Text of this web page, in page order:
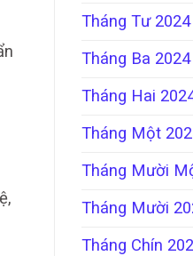
Tháng Tư 2024
Tháng Ba 2024
Tháng Hai
Tháng Một
Tháng Mười
Tháng Mười
Tháng Chín